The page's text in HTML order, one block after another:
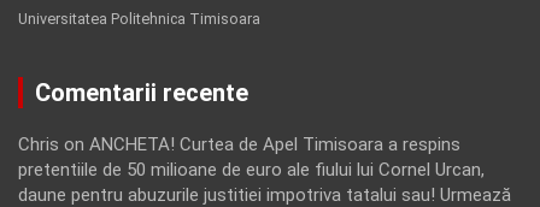
Universitatea Politehnica Timisoara
Comentarii recente
Chris on ANCHETA! Curtea de Apel Timisoara a respins
pretentiile de 50 milioane de euro ale fiului lui Cornel Urcan,
daune pentru abuzurile justitiei impotriva tatalui sau! Urmează